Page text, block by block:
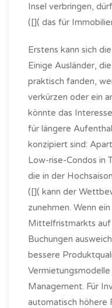
Insel verbringen,
([]( das für
Erstens kann sich
Einige Ausländer,
praktisch fanden,
verkürzen oder ein
könnte das
für längere
konzipiert sind:
Low-rise-Condos in
die in der
([]( kann der
zunehmen. Wenn
Mittelfristmarkts
Buchungen
bessere
Management. Für
automatisch höhere